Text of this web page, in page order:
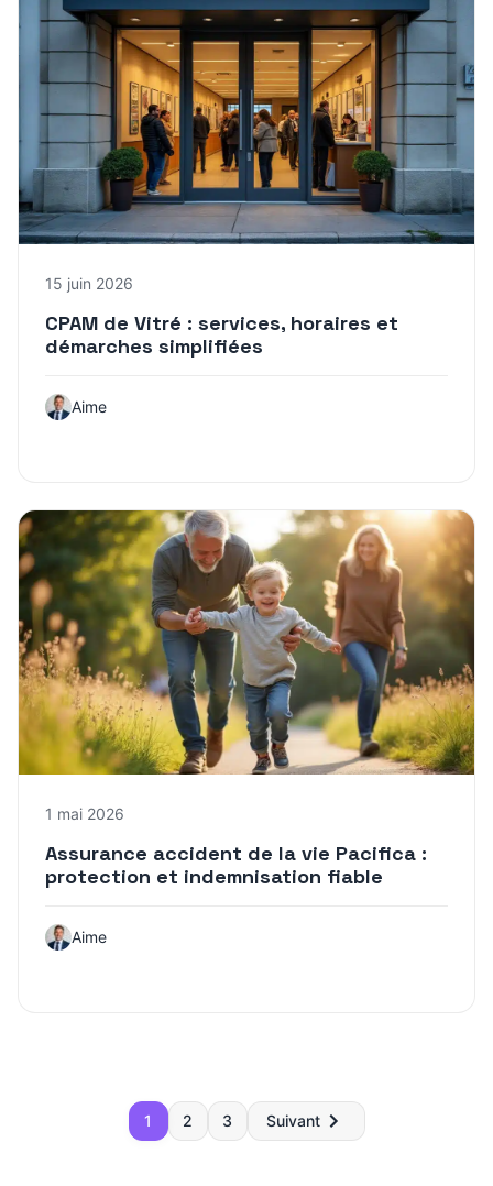
15 juin 2026
CPAM de Vitré : services, horaires et
démarches simplifiées
Aime
1 mai 2026
Assurance accident de la vie Pacifica :
protection et indemnisation fiable
Aime
Pagination
des
1 2 3 Suivant